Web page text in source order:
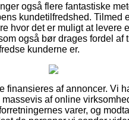
også flere fantastiske
kundetilfredshed. Tilmed
hvor det er muligt at levere
også bør drages fordel af
kunderne er.
finansieres af annoncer. Vi
af online
varer, og